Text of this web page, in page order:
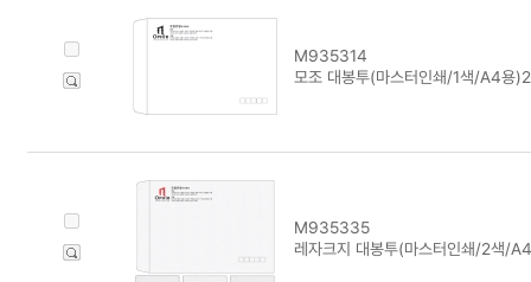
M935314
모조 대봉투(마스터인쇄/1색/A4용
M935335
레자크지 대봉투(마스터인쇄/2색/